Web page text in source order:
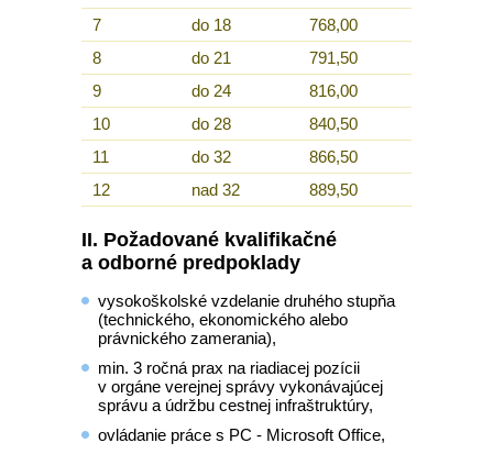
7
do 18
768,00
8
do 21
791,50
9
do 24
816,00
10
do 28
840,50
11
do 32
866,50
12
nad 32 889,50
II. Požadované kvalifikačné
a odborné predpoklady
vysokoškolské vzdelanie druhého stupňa
(technického, ekonomického alebo
právnického zamerania),
min. 3 ročná prax na riadiacej pozícii
v orgáne verejnej správy vykonávajúcej
správu a údržbu cestnej infraštruktúry,
ovládanie práce s PC - Microsoft Office,